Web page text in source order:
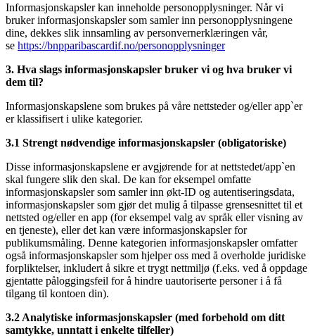
Informasjonskapsler kan inneholde personopplysninger. Når vi
bruker informasjonskapsler som samler inn personopplysningene
dine, dekkes slik innsamling av personvernerklæringen vår,
se https://bnpparibascardif.no/personopplysninger
3. Hva slags informasjonskapsler bruker vi og hva bruker vi
dem til?
Informasjonskapslene som brukes på våre nettsteder og/eller app`er
er klassifisert i ulike kategorier.
3.1 Strengt nødvendige informasjonskapsler (obligatoriske)
Disse informasjonskapslene er avgjørende for at nettstedet/app`en
skal fungere slik den skal. De kan for eksempel omfatte
informasjonskapsler som samler inn økt-ID og autentiseringsdata,
informasjonskapsler som gjør det mulig å tilpasse grensesnittet til et
nettsted og/eller en app (for eksempel valg av språk eller visning av
en tjeneste), eller det kan være informasjonskapsler for
publikumsmåling. Denne kategorien informasjonskapsler omfatter
også informasjonskapsler som hjelper oss med å overholde juridiske
forpliktelser, inkludert å sikre et trygt nettmiljø (f.eks. ved å oppdage
gjentatte påloggingsfeil for å hindre uautoriserte personer i å få
tilgang til kontoen din).
3.2 Analytiske informasjonskapsler (med forbehold om ditt
samtykke, unntatt i enkelte tilfeller)